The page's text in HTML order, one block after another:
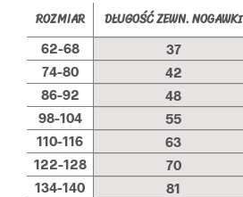
ROZMIAR DŁUGOŚĆ ZEWN. NOGAWKI
62-68 37
74-80
42
86-92
48
98-104
55
110-116
63
122-128
70
134-140
81